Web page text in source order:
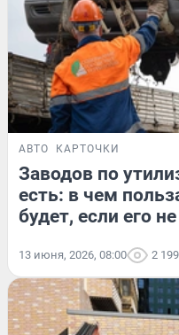
АВТО КАРТОЧКИ
Заводов по
есть: в чем
будет, если его
13 июня, 2026, 08:00 2 199